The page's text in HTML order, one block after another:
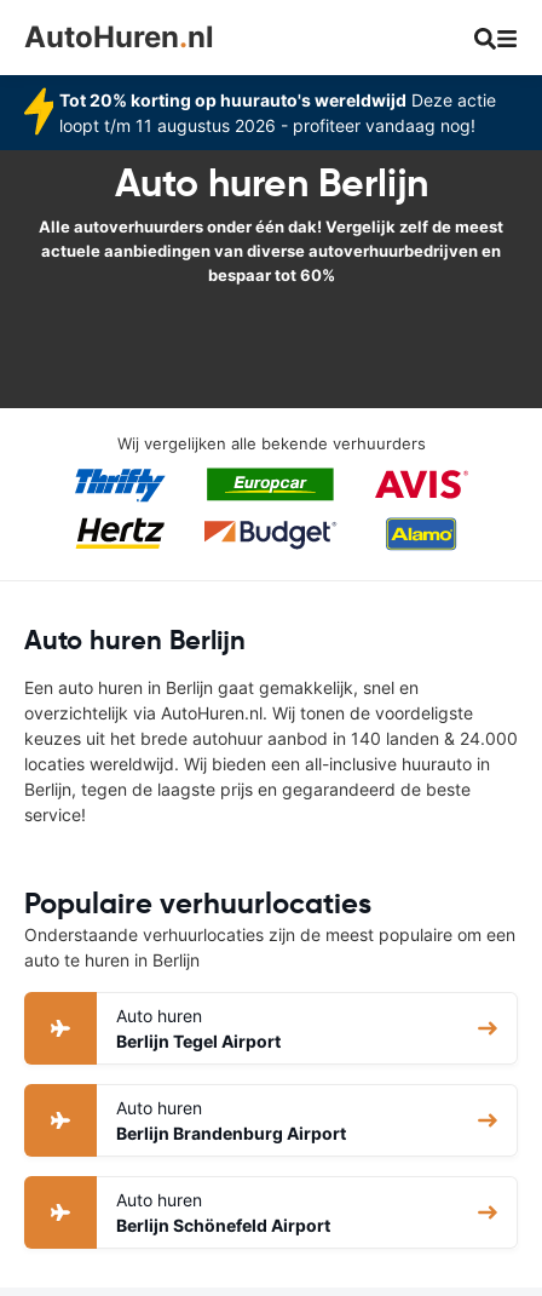
AutoHuren.nl
Tot 20% korting op huurauto's wereldwijd Deze actie
loopt t/m 11 augustus 2026 - profiteer vandaag nog!
Auto huren Berlijn
Alle autoverhuurders onder één dak! Vergelijk zelf de meest
actuele aanbiedingen van diverse autoverhuurbedrijven en
bespaar tot 60%
Wij vergelijken alle bekende verhuurders
Auto huren Berlijn
Een auto huren in Berlijn gaat gemakkelijk, snel en
overzichtelijk via AutoHuren.nl. Wij tonen de voordeligste
keuzes uit het brede autohuur aanbod in 140 landen & 24.000
locaties wereldwijd. Wij bieden een all-inclusive huurauto in
Berlijn, tegen de laagste prijs en gegarandeerd de beste
service!
Populaire verhuurlocaties
Onderstaande verhuurlocaties zijn de meest populaire om een
auto te huren in Berlijn
Auto huren
Berlijn Tegel Airport
Auto huren
Berlijn Brandenburg Airport
Auto huren
Berlijn Schönefeld Airport